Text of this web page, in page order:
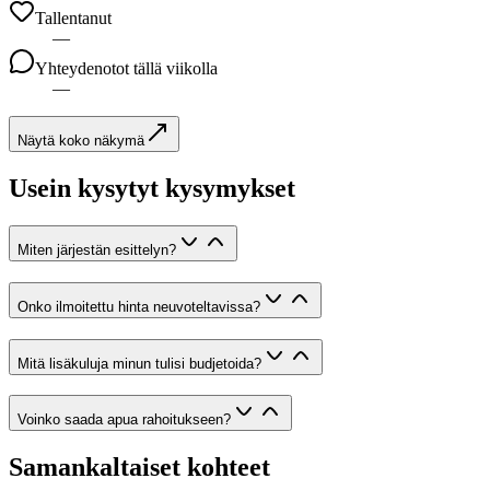
Tallentanut
—
Yhteydenotot tällä viikolla
—
Näytä koko näkymä
Usein kysytyt kysymykset
Miten järjestän esittelyn?
Onko ilmoitettu hinta neuvoteltavissa?
Mitä lisäkuluja minun tulisi budjetoida?
Voinko saada apua rahoitukseen?
Samankaltaiset kohteet